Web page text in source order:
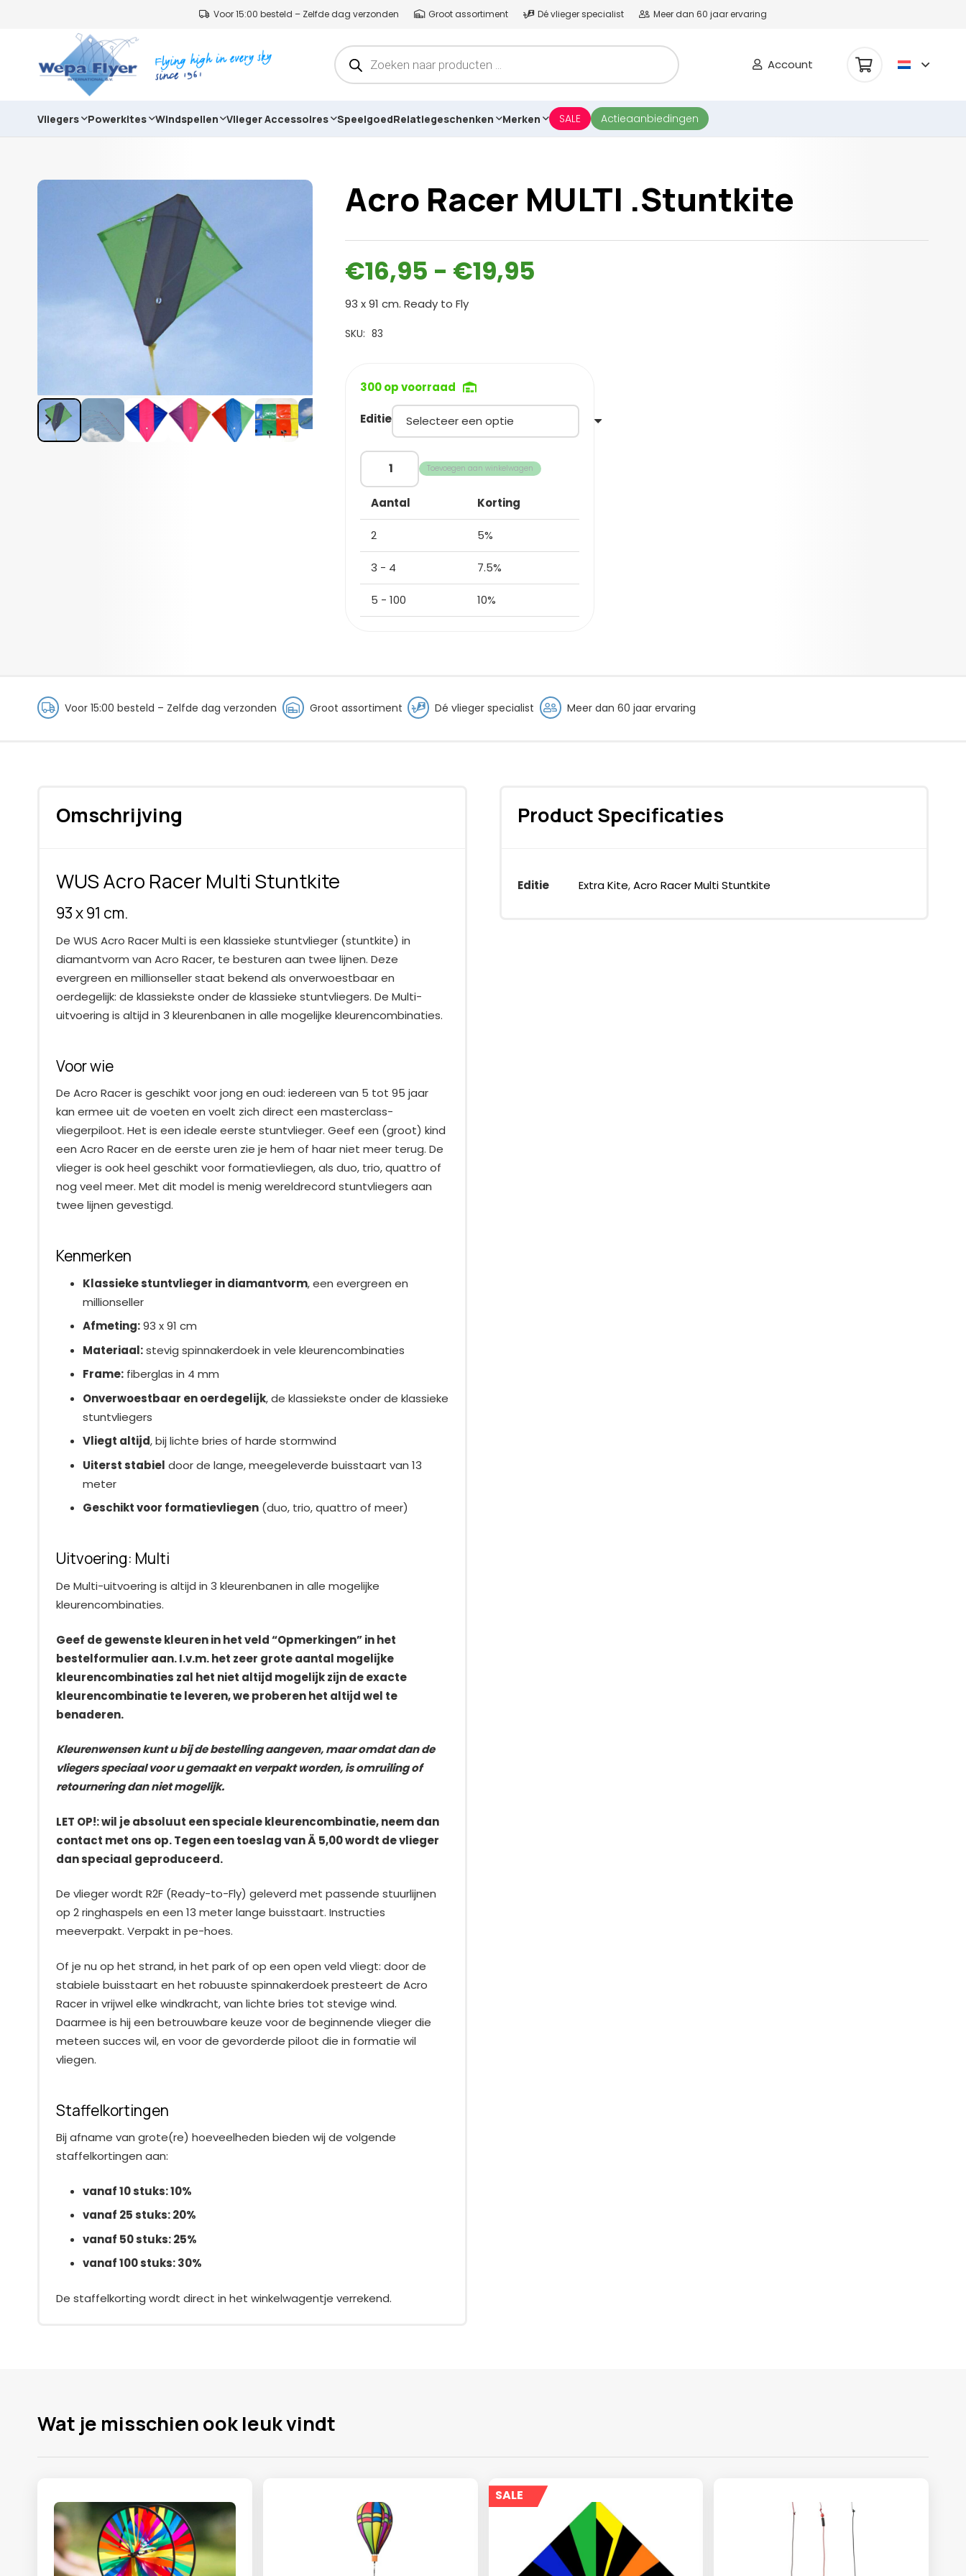
Voor 15:00 besteld – Zelfde dag verzonden Groot assortiment Dé vlieger specialist Meer dan 60 jaar ervaring
Producten
zoeken Account
Vliegers Powerkites Windspellen Vlieger Accessoires SpeelgoedRelatiegeschenken Merken SALE Actieaanbiedingen
Acro Racer MULTI .Stuntkite
€16,95 - €19,95
93 x 91 cm. Ready to Fly
SKU: 83
300 op voorraad
Editie
Acro
Racer
MULTI
aantal
Toevoegen aan winkelwagen
Aantal Korting
2 5%
3 - 4 7.5%
5 - 100 10%
Voor 15:00 besteld – Zelfde dag verzonden Groot assortiment Dé vlieger specialist Meer dan 60 jaar ervaring
Omschrijving
WUS Acro Racer Multi Stuntkite
93 x 91 cm.
De WUS Acro Racer Multi is een klassieke stuntvlieger (stuntkite) in
diamantvorm van Acro Racer, te besturen aan twee lijnen. Deze
evergreen en millionseller staat bekend als onverwoestbaar en
oerdegelijk: de klassiekste onder de klassieke stuntvliegers. De Multi-
uitvoering is altijd in 3 kleurenbanen in alle mogelijke kleurencombinaties.
Voor wie
De Acro Racer is geschikt voor jong en oud: iedereen van 5 tot 95 jaar
kan ermee uit de voeten en voelt zich direct een masterclass-
vliegerpiloot. Het is een ideale eerste stuntvlieger. Geef een (groot) kind
een Acro Racer en de eerste uren zie je hem of haar niet meer terug. De
vlieger is ook heel geschikt voor formatievliegen, als duo, trio, quattro of
nog veel meer. Met dit model is menig wereldrecord stuntvliegers aan
twee lijnen gevestigd.
Kenmerken
Klassieke stuntvlieger in diamantvorm, een evergreen en
millionseller
Afmeting:93 x 91 cm
Materiaal:stevig spinnakerdoek in vele kleurencombinaties
Frame: fiberglas in 4 mm
Onverwoestbaar en oerdegelijk, de klassiekste onder de klassieke
stuntvliegers
Vliegt altijd, bij lichte bries of harde stormwind
Uiterst stabiel door de lange, meegeleverde buisstaart van 13
meter
Geschikt voor formatievliegen (duo, trio, quattro of meer)
Uitvoering: Multi
De Multi-uitvoering is altijd in 3 kleurenbanen in alle mogelijke
kleurencombinaties.
Geef de gewenste kleuren in het veld “Opmerkingen” in het
bestelformulier aan. I.v.m. het zeer grote aantal mogelijke
kleurencombinaties zal het niet altijd mogelijk zijn de exacte
kleurencombinatie te leveren, we proberen het altijd wel te
benaderen.
Kleurenwensen kunt u bij de bestelling aangeven, maar omdat dan de
vliegers speciaal voor u gemaakt en verpakt worden, is omruiling of
retournering dan niet mogelijk.
LET OP!: wil je absoluut een speciale kleurencombinatie, neem dan
contact met ons op. Tegen een toeslag van Ä 5,00 wordt de vlieger
dan speciaal geproduceerd.
De vlieger wordt R2F (Ready-to-Fly) geleverd met passende stuurlijnen
op 2 ringhaspels en een 13 meter lange buisstaart. Instructies
meeverpakt. Verpakt in pe-hoes.
Of je nu op het strand, in het park of op een open veld vliegt: door de
stabiele buisstaart en het robuuste spinnakerdoek presteert de Acro
Racer in vrijwel elke windkracht, van lichte bries tot stevige wind.
Daarmee is hij een betrouwbare keuze voor de beginnende vlieger die
meteen succes wil, en voor de gevorderde piloot die in formatie wil
vliegen.
Staffelkortingen
Bij afname van grote(re) hoeveelheden bieden wij de volgende
staffelkortingen aan:
vanaf 10 stuks: 10%
vanaf 25 stuks: 20%
vanaf 50 stuks: 25%
vanaf 100 stuks: 30%
De staffelkorting wordt direct in het winkelwagentje verrekend.
Product Specificaties
Editie Extra Kite,Acro Racer Multi Stuntkite
Wat je misschien ook leuk vindt
SALE